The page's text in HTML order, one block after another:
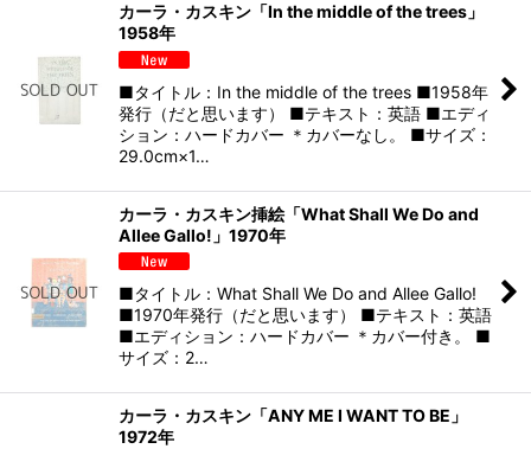
カーラ・カスキン「In the middle of the trees」
1958年
■タイトル：In the middle of the trees ■1958年
発行（だと思います） ■テキスト：英語 ■エディ
ション：ハードカバー ＊カバーなし。 ■サイズ：
29.0cm×1…
カーラ・カスキン挿絵「What Shall We Do and
Allee Gallo!」1970年
■タイトル：What Shall We Do and Allee Gallo!
■1970年発行（だと思います） ■テキスト：英語
■エディション：ハードカバー ＊カバー付き。 ■
サイズ：2…
カーラ・カスキン「ANY ME I WANT TO BE」
1972年